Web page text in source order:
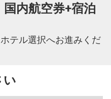
内航空券+宿泊
テル選択へお進みくだ
い